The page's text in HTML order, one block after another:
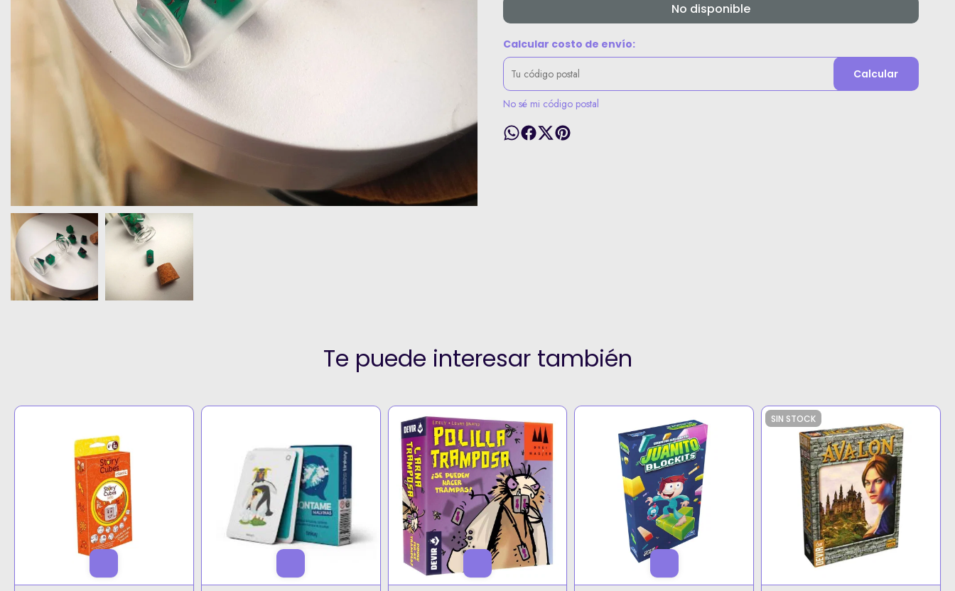
No disponible
Calcular costo de envío:
Calcular
No sé mi código postal
Te puede interesar también
SIN STOCK